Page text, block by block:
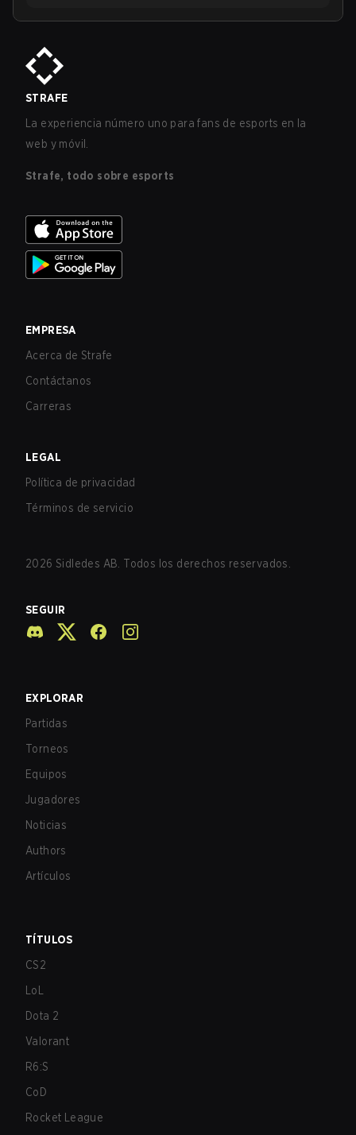
STRAFE
La experiencia número uno para fans de esports en la
web y móvil.
Strafe, todo sobre esports
EMPRESA
Acerca de Strafe
Contáctanos
Carreras
LEGAL
Política de privacidad
Términos de servicio
2026 Sidledes AB. Todos los derechos reservados.
SEGUIR
EXPLORAR
Partidas
Torneos
Equipos
Jugadores
Noticias
Authors
Artículos
TÍTULOS
CS2
LoL
Dota 2
Valorant
R6:S
CoD
Rocket League